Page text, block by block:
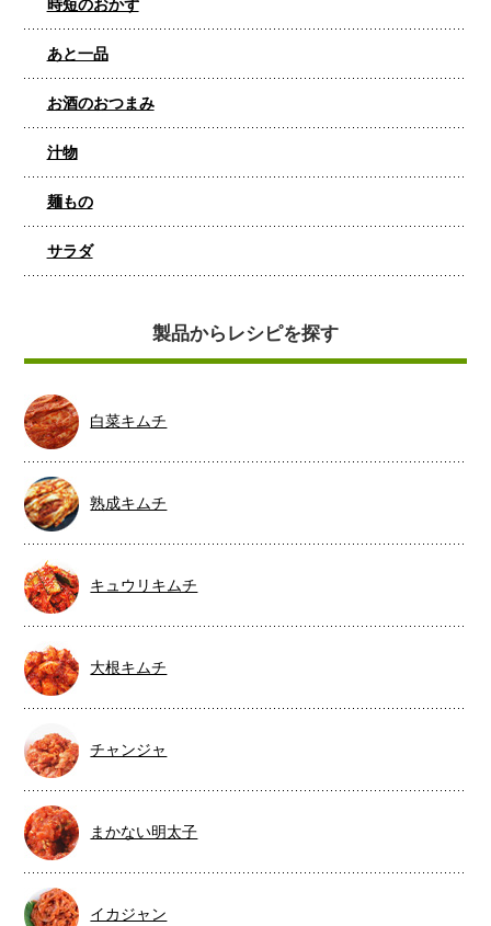
時短のおかず
あと一品
お酒のおつまみ
汁物
麺もの
サラダ
製品からレシピを探す
白菜キムチ
熟成キムチ
キュウリキムチ
大根キムチ
チャンジャ
まかない明太子
イカジャン